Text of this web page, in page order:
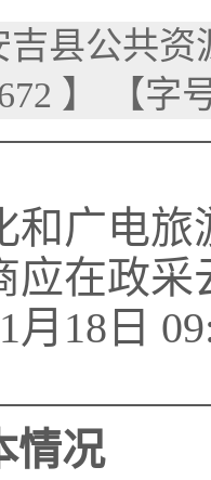
吉县公共
】 【字
和广电
应在政采
月18日
情况